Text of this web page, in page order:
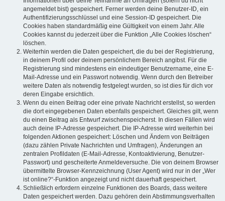
angemeldet bist) gespeichert. Ferner werden deine Benutzer-ID, ein
Authentifizierungsschlüssel und eine Session-ID gespeichert. Die
Cookies haben standardmäßig eine Gültigkeit von einem Jahr. Alle
Cookies kannst du jederzeit über die Funktion „Alle Cookies löschen“
löschen.
Weiterhin werden die Daten gespeichert, die du bei der Registrierung,
in deinem Profil oder deinem persönlichem Bereich angibst. Für die
Registrierung sind mindestens ein eindeutiger Benutzername, eine E-
Mail-Adresse und ein Passwort notwendig. Wenn durch den Betreiber
weitere Daten als notwendig festgelegt wurden, so ist dies für dich vor
deren Eingabe ersichtlich.
Wenn du einen Beitrag oder eine private Nachricht erstellst, so werden
die dort eingegebenen Daten ebenfalls gespeichert. Gleiches gilt, wenn
du einen Beitrag als Entwurf zwischenspeicherst. In diesen Fällen wird
auch deine IP-Adresse gespeichert. Die IP-Adresse wird weiterhin bei
folgenden Aktionen gespeichert: Löschen und Ändern von Beiträgen
(dazu zählen Private Nachrichten und Umfragen), Änderungen an
zentralen Profildaten (E-Mail-Adresse, Kontoaktivierung, Benutzer-
Passwort) und gescheiterte Anmeldeversuche. Die von deinem Browser
übermittelte Browser-Kennzeichnung (User Agent) wird nur in der „Wer
ist online?“-Funktion angezeigt und nicht dauerhaft gespeichert.
Schließlich erfordern einzelne Funktionen des Boards, dass weitere
Daten gespeichert werden. Dazu gehören dein Abstimmungsverhalten